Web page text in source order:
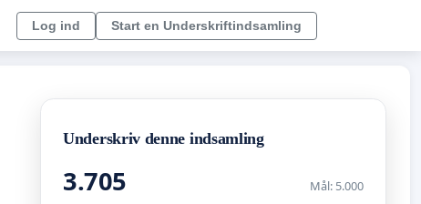
Log ind Start en Underskriftindsamling
Underskriv denne indsamling
3.705 Mål: 5.000